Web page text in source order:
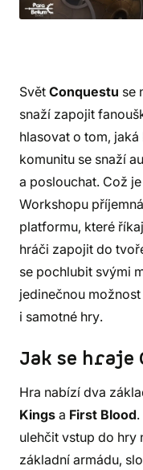
Svět Conquestu se
snaží zapojit
hlasovat o tom,
komunitu se snaží
a poslouchat. Což
Workshopu
platformu, které
hráči zapojit do
se pochlubit svými
jedinečnou
i samotné hry.
Jak se hraje
Hra nabízí dva
Kings a First Blood
ulehčit vstup do hry
základní armádu,